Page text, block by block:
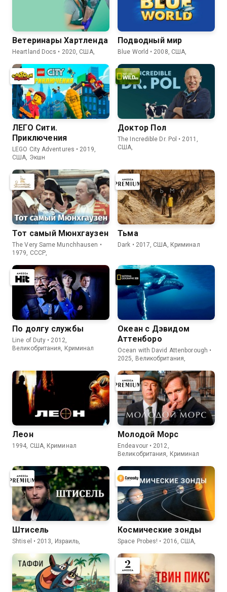
Ветеринары Хартленда
Heartland Docs • 2020, США,
Подводный мир
Blue World • 2008, США,
ЛЕГО Сити.
Приключения
LEGO City Adventures • 2019,
США, Экшн
Доктор Пол
The Incredible Dr. Pol • 2011,
США,
Тот самый Мюнхгаузен
The Very Same Munchhausen •
1979, СССР,
Тьма
Dark • 2017, США, Криминал
По долгу службы
Line of Duty • 2012,
Великобритания, Криминал
Океан с Дэвидом
Аттенборо
Ocean with David Attenborough •
2025, Великобритания,
Леон
1994, США, Криминал
Молодой Морс
Endeavour • 2012,
Великобритания, Криминал
Штисель
Shtisel • 2013, Израиль,
Космические зонды
Space Probes! • 2016, США,